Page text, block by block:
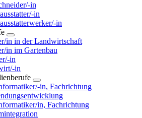
in
in
in
in in der Landwirtschaft
in im Gartenbau
in
in
in, Fachrichtung
in, Fachrichtung